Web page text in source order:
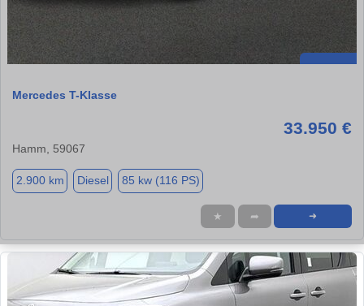
Mercedes T-Klasse
33.950 €
Hamm, 59067
2.900 km Diesel 85 kw (116 PS)
★ ➦ ➜